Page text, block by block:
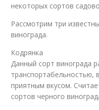
некоторых сортов
Рассмотрим три
винограда.
Кодрянка
Данный сорт винограда
транспортабельностью,
приятным вкусом.
сортов черного